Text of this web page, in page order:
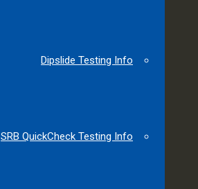
Dipslide Testing Info
SRB QuickCheck Testing Info